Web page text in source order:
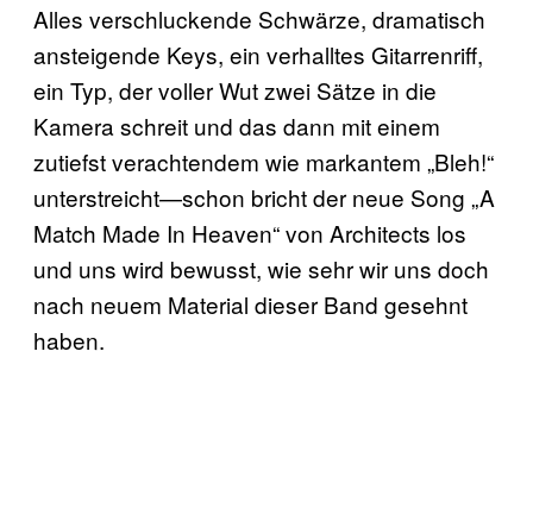
Alles verschluckende Schwärze, dramatisch
ansteigende Keys, ein verhalltes Gitarrenriff,
ein Typ, der voller Wut zwei Sätze in die
Kamera schreit und das dann mit einem
zutiefst verachtendem wie markantem „Bleh!“
unterstreicht—schon bricht der neue Song „A
Match Made In Heaven“ von Architects los
und uns wird bewusst, wie sehr wir uns doch
nach neuem Material dieser Band gesehnt
haben.